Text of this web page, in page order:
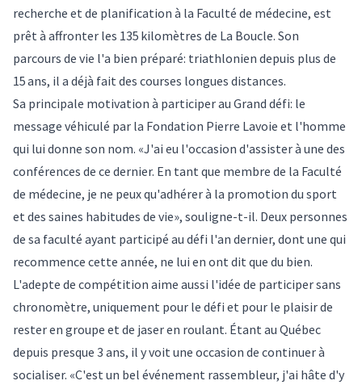
recherche et de planification à la Faculté de médecine, est
prêt à affronter les 135 kilomètres de La Boucle. Son
parcours de vie l'a bien préparé: triathlonien depuis plus de
15 ans, il a déjà fait des courses longues distances.
Sa principale motivation à participer au Grand défi: le
message véhiculé par la Fondation Pierre Lavoie et l'homme
qui lui donne son nom. «J'ai eu l'occasion d'assister à une des
conférences de ce dernier. En tant que membre de la Faculté
de médecine, je ne peux qu'adhérer à la promotion du sport
et des saines habitudes de vie», souligne-t-il. Deux personnes
de sa faculté ayant participé au défi l'an dernier, dont une qui
recommence cette année, ne lui en ont dit que du bien.
L'adepte de compétition aime aussi l'idée de participer sans
chronomètre, uniquement pour le défi et pour le plaisir de
rester en groupe et de jaser en roulant. Étant au Québec
depuis presque 3 ans, il y voit une occasion de continuer à
socialiser. «C'est un bel événement rassembleur, j'ai hâte d'y